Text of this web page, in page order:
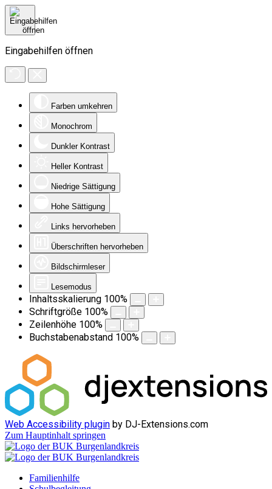
Eingabehilfen öffnen
Farben umkehren
Monochrom
Dunkler Kontrast
Heller Kontrast
Niedrige Sättigung
Hohe Sättigung
Links hervorheben
Überschriften hervorheben
Bildschirmleser
Lesemodus
Inhaltsskalierung 100%
Schriftgröße 100%
Zeilenhöhe 100%
Buchstabenabstand 100%
Web Accessibility plugin by DJ-Extensions.com
Zum Hauptinhalt springen
Familienhilfe